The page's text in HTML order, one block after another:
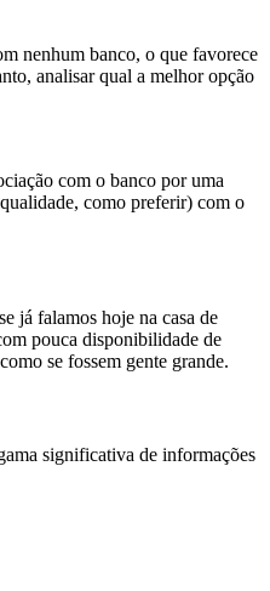
nenhum banco, o que favorece
analisar qual a melhor opção
com o banco por uma
como preferir) com o
já falamos hoje na casa de
pouca disponibilidade de
se fossem gente grande.
significativa de informações